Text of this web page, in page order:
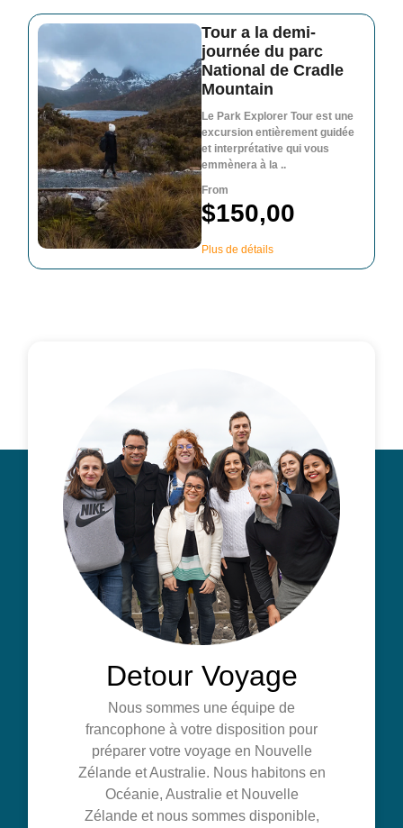
Tour a la demi-
journée du parc
National de Cradle
Mountain
Le Park Explorer Tour est une
excursion entièrement guidée
et interprétative qui vous
emmènera à la ..
From
$150,00
Plus de détails
Detour Voyage
Nous sommes une équipe de
francophone à votre disposition pour
préparer votre voyage en Nouvelle
Zélande et Australie. Nous habitons en
Océanie, Australie et Nouvelle
Zélande et nous sommes disponible,